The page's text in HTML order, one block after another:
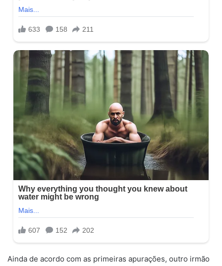
Ainda de acordo com as primeiras apurações, outro irmão